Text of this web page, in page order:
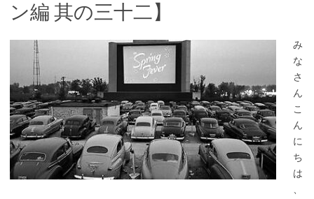
ン編 其の三十二】
み
な
さ
ん
こ
ん
に
ち
は